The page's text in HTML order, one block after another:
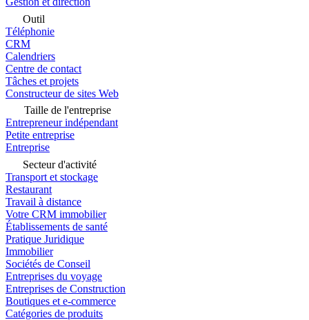
Outil
Téléphonie
CRM
Calendriers
Centre de contact
Tâches et projets
Constructeur de sites Web
Taille de l'entreprise
Entrepreneur indépendant
Petite entreprise
Entreprise
Secteur d'activité
Transport et stockage
Restaurant
Travail à distance
Votre CRM immobilier
Établissements de santé
Pratique Juridique
Immobilier
Sociétés de Conseil
Entreprises du voyage
Entreprises de Construction
Boutiques et e-commerce
Catégories de produits